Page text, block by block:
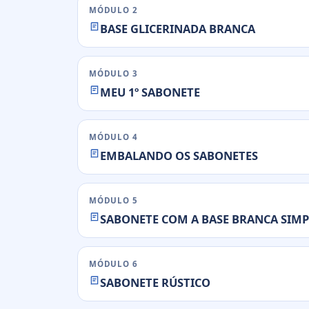
MÓDULO 2
BASE GLICERINADA BRANCA
MÓDULO 3
MEU 1º SABONETE
MÓDULO 4
EMBALANDO OS SABONETES
MÓDULO 5
SABONETE COM A BASE BRANCA
MÓDULO 6
SABONETE RÚSTICO